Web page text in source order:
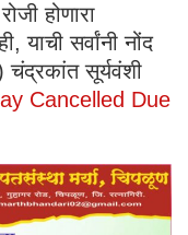
होणारा
याची सर्वांनी नोंद
चंद्रकांत सूर्यवंशी
Cancelled Due